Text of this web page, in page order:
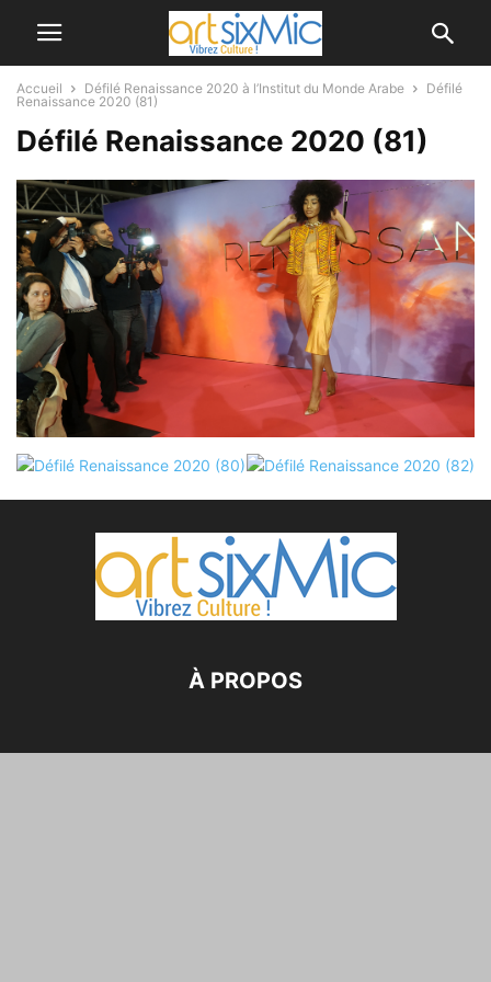
Accueil Défilé Renaissance 2020 à l’Institut du Monde Arabe
Défilé
Renaissance 2020 (81)
Défilé Renaissance 2020 (81)
À PROPOS